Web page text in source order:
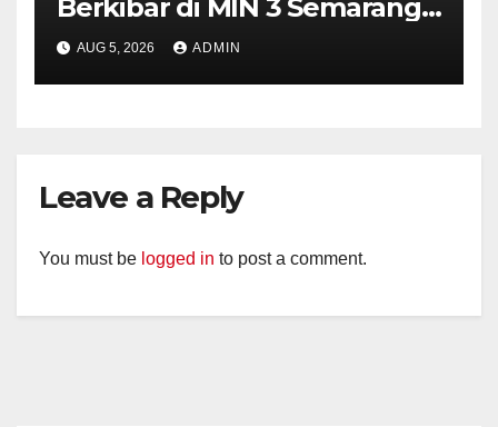
Berkibar di MIN 3 Semarang,
Bhabinkamtibmas Desa
Timpik Hadiri Peringatan
HUT ke-81 Kemerdekaan RI
AUG 5, 2026 ADMIN
Leave a Reply
You must be logged in to post a comment.